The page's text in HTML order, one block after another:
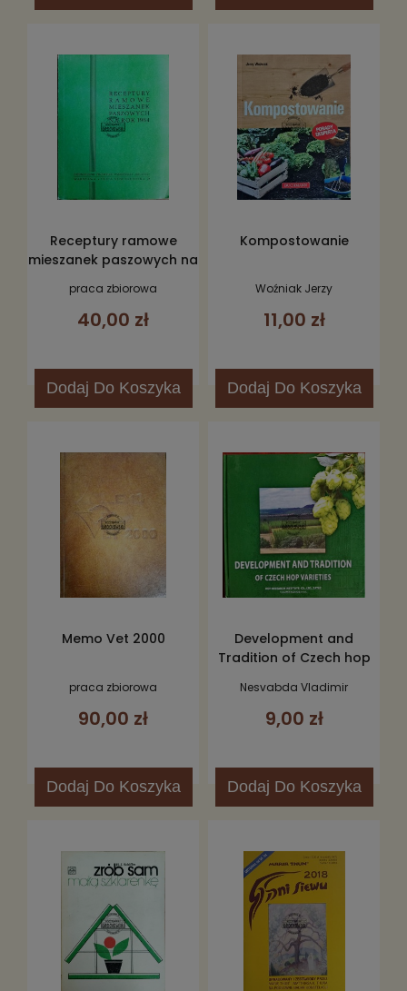
Receptury ramowe
mieszanek paszowych na
praca zbiorowa
40,00 zł
Dodaj Do Koszyka
Kompostowanie
Woźniak Jerzy
11,00 zł
Dodaj Do Koszyka
Memo Vet 2000
praca zbiorowa
90,00 zł
Dodaj Do Koszyka
Development and
Tradition of Czech hop
Nesvabda Vladimir
9,00 zł
Dodaj Do Koszyka